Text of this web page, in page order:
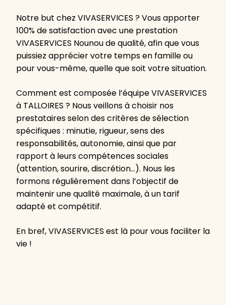
Notre but chez VIVASERVICES ? Vous apporter
100% de satisfaction avec une prestation
VIVASERVICES Nounou de qualité, afin que vous
puissiez apprécier votre temps en famille ou
pour vous-même, quelle que soit votre situation.
Comment est composée l’équipe VIVASERVICES
à TALLOIRES ? Nous veillons à choisir nos
prestataires selon des critères de sélection
spécifiques : minutie, rigueur, sens des
responsabilités, autonomie, ainsi que par
rapport à leurs compétences sociales
(attention, sourire, discrétion…). Nous les
formons régulièrement dans l’objectif de
maintenir une qualité maximale, à un tarif
adapté et compétitif.
En bref, VIVASERVICES est là pour vous faciliter la
vie !